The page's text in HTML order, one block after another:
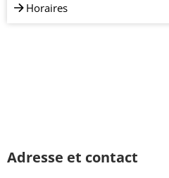
Horaires
Adresse et contact